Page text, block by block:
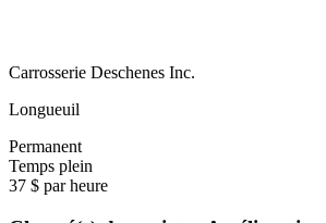
Carrosserie Deschenes Inc.
Longueuil
Permanent
Temps plein
37 $ par heure